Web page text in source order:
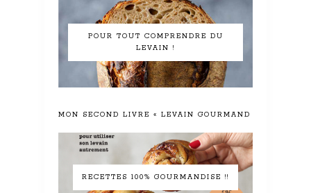
POUR TOUT COMPRENDRE DU
LEVAIN !
MON SECOND LIVRE « LEVAIN GOURMAND »
RECETTES 100% GOURMANDISE !!